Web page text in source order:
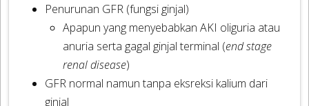
Penurunan GFR (fungsi ginjal)
Apapun yang menyebabkan AKI oliguria atau
anuria serta gagal ginjal terminal (end stage
renal disease)
GFR normal namun tanpa eksreksi kalium dari
ginjal